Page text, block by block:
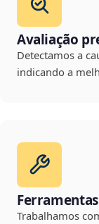
Avaliação
Detectamos a
indicando a
Trabalhamos